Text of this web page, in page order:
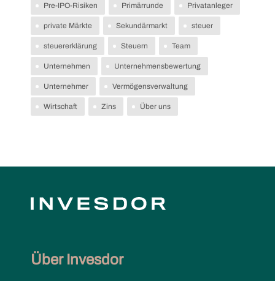
Pre-IPO-Risiken Primärrunde Privatanleger
private Märkte Sekundärmarkt steuer
steuererklärung Steuern Team
Unternehmen Unternehmensbewertung
Unternehmer Vermögensverwaltung
Wirtschaft Zins Über uns
Über Invesdor